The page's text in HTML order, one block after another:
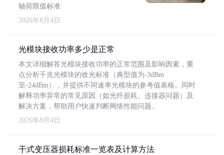
轴荷限值标准
2026年8月4日
光模块接收功率多少是正常
本文详细解答光模块接收功率的正常范围及影响因素，重
点分析千兆光模块的收光标准（典型值为-3dBm
至-24dBm），并提供不同速率光模块的参考值表格。同时
解释功率异常的常见原因（如光纤损耗、连接器问题）及
解决方案，帮助用户快速判断网络性能问题。
2026年8月4日
干式变压器损耗标准一览表及计算方法